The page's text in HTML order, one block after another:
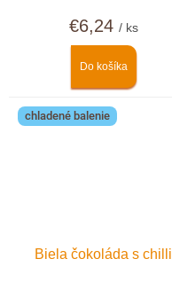
€6,24 / ks
Do košíka
chladené balenie
Biela čokoláda s chilli